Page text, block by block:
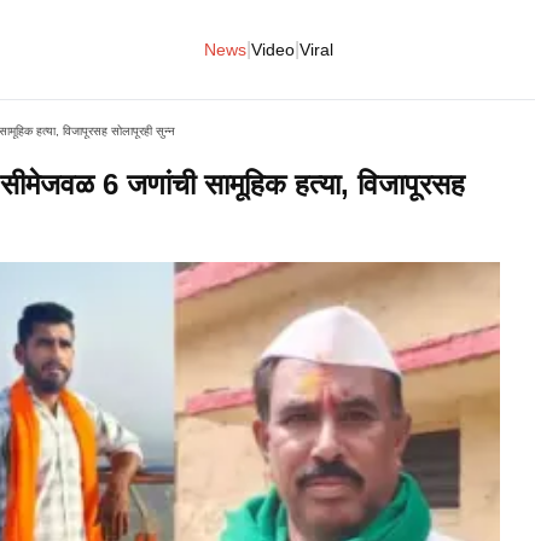
News Video Viral
हत्या, विजापूरसह सोलापूरही सुन्न
6 जणांची सामूहिक हत्या, विजापूरसह